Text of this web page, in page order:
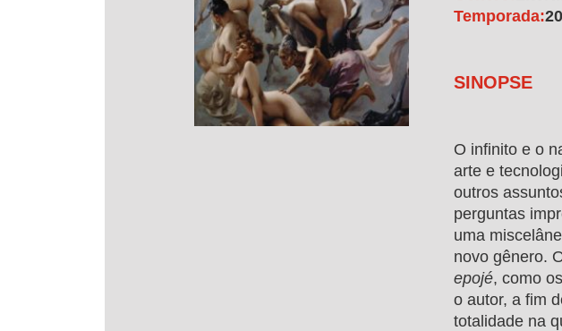
Temporada:
SINOPSE
O infinito e o
arte e
outros
perguntas
uma
novo gênero.
epojé, como
o autor, a fim
totalidade na